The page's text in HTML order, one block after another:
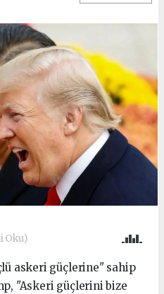
Oku)
askeri güçlerine" sahip
"Askeri güçlerini bize